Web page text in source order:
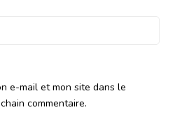
e-mail et mon site dans le
commentaire.